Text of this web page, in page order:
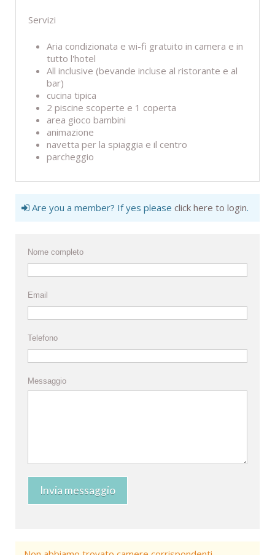
Servizi
Aria condizionata e wi-fi gratuito in camera e in
tutto l'hotel
All inclusive (bevande incluse al ristorante e al
bar)
cucina tipica
2 piscine scoperte e 1 coperta
area gioco bambini
animazione
navetta per la spiaggia e il centro
parcheggio
Are you a member? If yes please click here to login.
Nome completo
Email
Telefono
Messaggio
Invia messaggio